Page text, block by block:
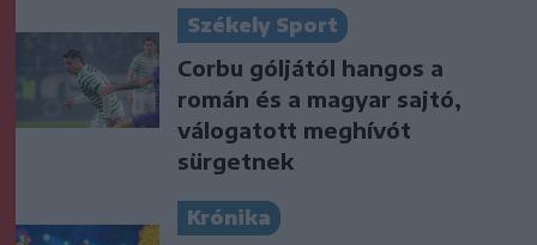
Székely Sport
Corbu góljától hangos a
román és a magyar sajtó,
válogatott meghívót
sürgetnek
Krónika